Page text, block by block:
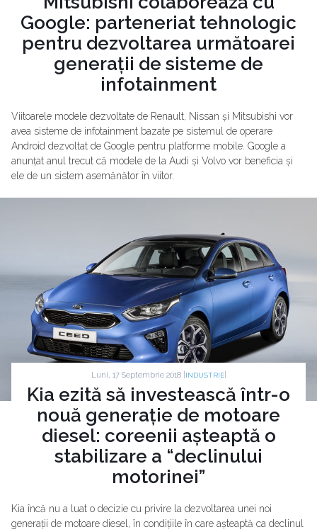
Google: parteneriat tehnologic
pentru dezvoltarea următoarei
generații de sisteme de
infotainment
Viitoarele modele dezvoltate de Renault, Nissan și Mitsubishi vor
avea sisteme de infotainment bazate pe sistemul de operare
Android dezvoltat de Google pentru platforme mobile. Google a
anunțat anul trecut că modele de la Audi și Volvo vor beneficia și
ele de un sistem asemănător în viitor.
Luni, 17 Septembrie 2018 | INDUSTRIE|
Kia ezită să investească într-o
nouă generație de motoare
diesel: coreenii așteaptă o
stabilizare a “declinului
motorinei”
Kia încă nu a luat o decizie cu privire la dezvoltarea unei noi
generații de motoare diesel, în condițiile în care așteaptă ca declinul